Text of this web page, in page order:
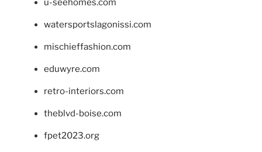
u-seehomes.com
watersportslagonissi.com
mischieffashion.com
eduwyre.com
retro-interiors.com
theblvd-boise.com
fpet2023.org